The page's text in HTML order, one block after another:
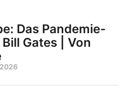
Das Pandemie-
Gates | Von